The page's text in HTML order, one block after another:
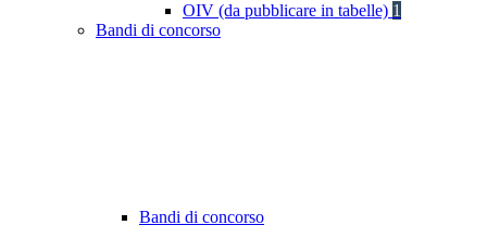
OIV (da pubblicare in tabelle) 1
Bandi di concorso
Bandi di concorso